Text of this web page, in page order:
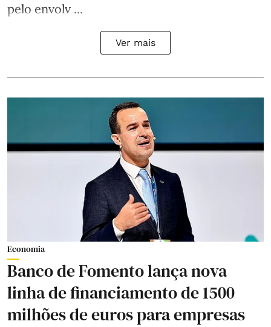
pelo envolv ...
Ver mais
Economia
Banco de Fomento lança nova
linha de financiamento de 1500
milhões de euros para empresas